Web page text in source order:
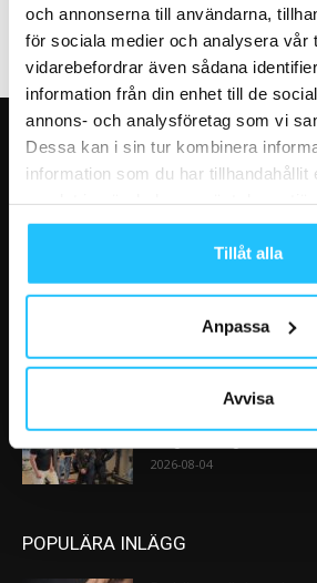
och annonserna till användarna,
för sociala medier och analysera vår
vidarebefordrar även sådana
information från din enhet till de
annons- och analysföretag som vi
Dessa kan i sin tur kombinera
information som du har tillhandahållit
Tillåt alla
Anpassa
Avvisa
VÅRA FAVORITER
AI kommer aldrig
efter träningspasset
konsolideringsfas – och...
2026-08-05
2026-08-04
POPULÄRA INLÄGG